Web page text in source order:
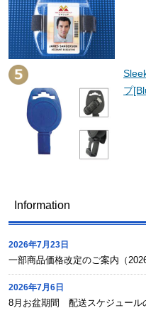
プ
Information
2026年7月23日
一部商品価格改定のご案内（
2026年7月6日
8月お盆期間 配送スケジュール